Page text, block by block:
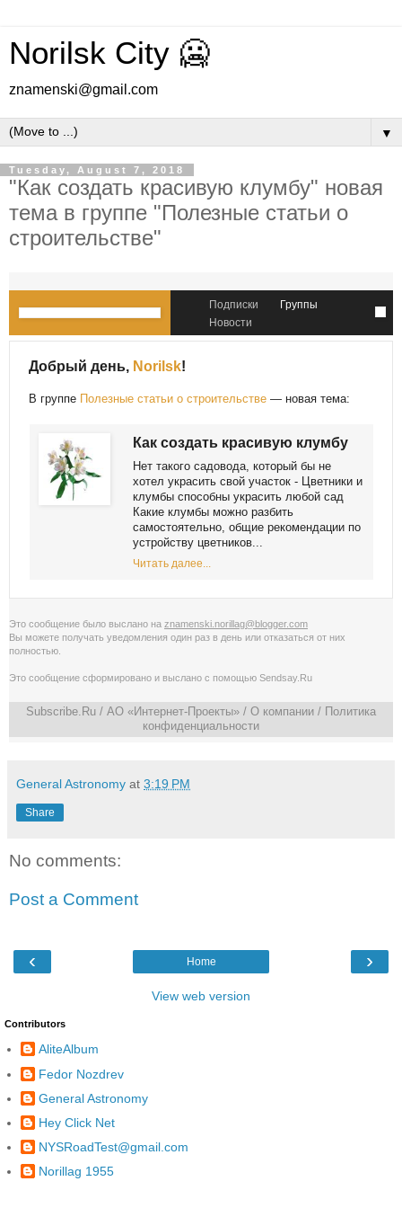
Norilsk City 🥶
znamenski@gmail.com
▼
Tuesday, August 7, 2018
"Как создать красивую клумбу" новая
тема в группе "Полезные статьи о
строительстве"
Подписки
Группы
Новости
Добрый день, Norilsk!
В группе Полезные статьи о строительстве — новая тема:
Как создать красивую клумбу
Нет такого садовода, который бы не
хотел украсить свой участок - Цветники и
клумбы способны украсить любой сад
Какие клумбы можно разбить
самостоятельно, общие рекомендации по
устройству цветников...
Читать далее...
Это сообщение было выслано на znamenski.norillag@blogger.com
Вы можете получать уведомления один раз в день или отказаться от них
полностью
Это сообщение сформировано и выслано с помощью Sendsay.Ru
Subscribe.Ru / АО «Интернет-Проекты» / О компании / Политика
конфиденциальности
General Astronomy at 3:19 PM
Share
No comments:
Post a Comment
‹ ›
Home
View web version
Contributors
AliteAlbum
Fedor Nozdrev
General Astronomy
Hey Click Net
NYSRoadTest@gmail.com
Norillag 1955